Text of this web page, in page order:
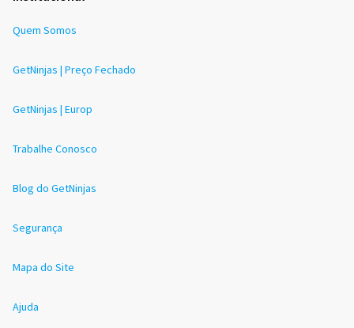
Quem Somos
GetNinjas | Preço Fechado
GetNinjas | Europ
Trabalhe Conosco
Blog do GetNinjas
Segurança
Mapa do Site
Ajuda